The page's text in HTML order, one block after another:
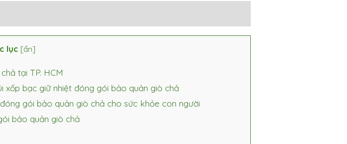
lục [ẩn]
tại TP. HCM
xốp bạc giữ nhiệt đóng gói bảo quản giò chả
gói bảo quản giò chả cho sức khỏe con người
bảo quản giò chả